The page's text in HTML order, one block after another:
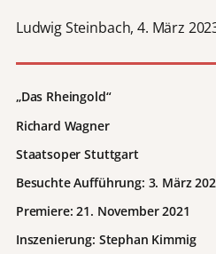
Ludwig Steinbach, 4. März
„Das Rheingold“
Richard Wagner
Staatsoper Stuttgart
Besuchte Aufführung: 3. März
Premiere: 21. November 2021
Inszenierung: Stephan Kimmig
e
c
d
i
e
a
t
n